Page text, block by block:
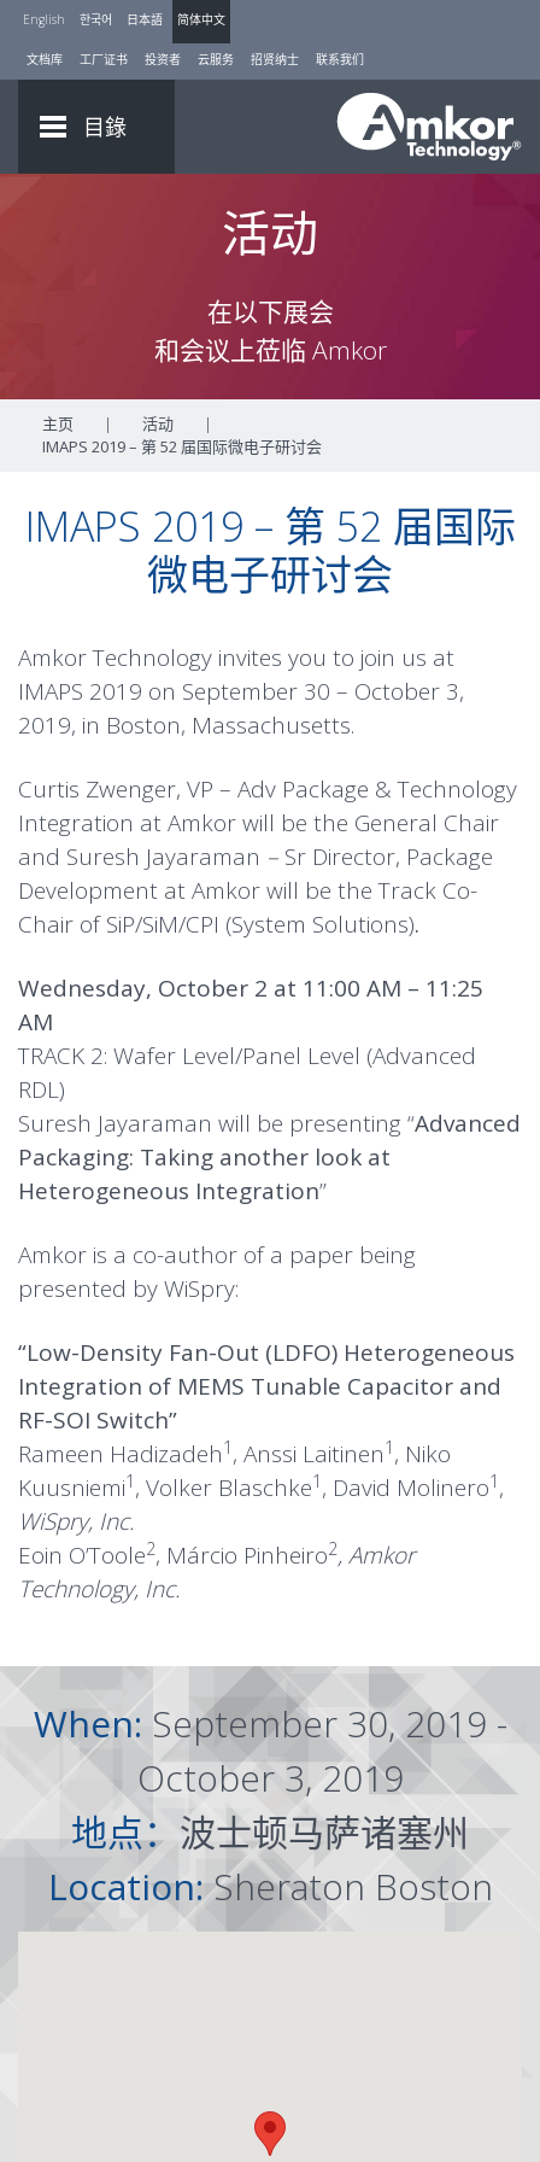
English 한국어 日本語 简体中文
文档库 工厂证书 投资者 云服务 招贤纳士 联系我们
目錄
活动
在以下展会
和会议上莅临 Amkor
主页 | 活动
|
IMAPS 2019 – 第 52 届国际微电子研讨会
IMAPS 2019 – 第 52 届国际
微电子研讨会
Amkor Technology invites you to join us at
IMAPS 2019 on September 30 – October 3,
2019, in Boston, Massachusetts.
Curtis Zwenger, VP – Adv Package & Technology
Integration at Amkor will be the General Chair
and Suresh Jayaraman – Sr Director, Package
Development at Amkor will be the Track Co-
Chair of SiP/SiM/CPI (System Solutions).
Wednesday, October 2 at 11:00 AM – 11:25
AM
TRACK 2: Wafer Level/Panel Level (Advanced
RDL)
Suresh Jayaraman will be presenting “Advanced
Packaging: Taking another look at
Heterogeneous Integration”
Amkor is a co-author of a paper being
presented by WiSpry:
“Low-Density Fan-Out (LDFO) Heterogeneous
Integration of MEMS Tunable Capacitor and
RF-SOI Switch”
Rameen Hadizadeh1 , Anssi Laitinen1 , Niko
Kuusniemi1 , Volker Blaschke1 , David Molinero1 ,
WiSpry, Inc.
Eoin O’Toole2, Márcio Pinheiro2, Amkor
Technology, Inc.
When: September 30, 2019 -
October 3, 2019
地点： 波士顿马萨诸塞州
Location:Sheraton Boston